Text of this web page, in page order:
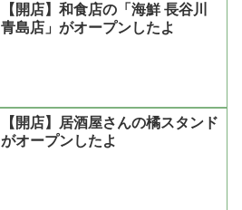
【開店】和食店の「海鮮 長谷川
青島店」がオープンしたよ
【開店】居酒屋さんの橘スタンド
がオープンしたよ